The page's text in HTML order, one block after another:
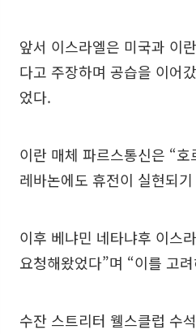
앞서 이스라엘은 미국과 이
다고 주장하며 공습을 이어
었다.
이란 매체 파르스통신은 “
레바논에도 휴전이 실현되
이후 베냐민 네타냐후 이스
요청해왔었다”며 “이를 고
수잔 스트리터 웰스클럽 수